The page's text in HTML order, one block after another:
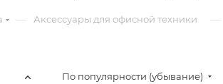
— Аксессуары для офисной техники —
По популярности (убывание)